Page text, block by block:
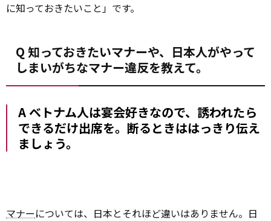
に知っておきたいこと」です。
Q 知っておきたいマナーや、日本人がやって
しまいがちなマナー違反を教えて。
A ベトナム人は宴会好きなので、誘われたら
できるだけ出席を。断るときははっきり伝え
ましょう。
マナーについては、日本とそれほど違いはありません。日